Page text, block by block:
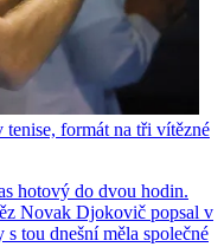
tenise, formát na tři vítězné
hotový do dvou hodin.
Novak Djokovič popsal v
tou dnešní měla společné